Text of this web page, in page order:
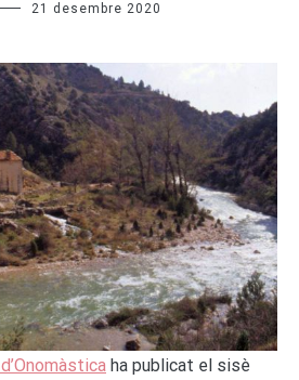
21 desembre 2020
ha publicat el sisè